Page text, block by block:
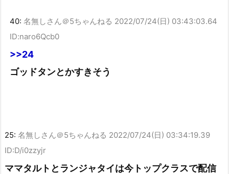
40: 名無しさん＠5ちゃんねる 2022/07/24(日) 03:43:03.64
ID:naro6Qcb0
>>24
ゴッドタンとかすきそう
25: 名無しさん＠5ちゃんねる 2022/07/24(日) 03:34:19.39
ID:D/i0zzyjr
ママタルトとランジャタイは今トップクラスで配信